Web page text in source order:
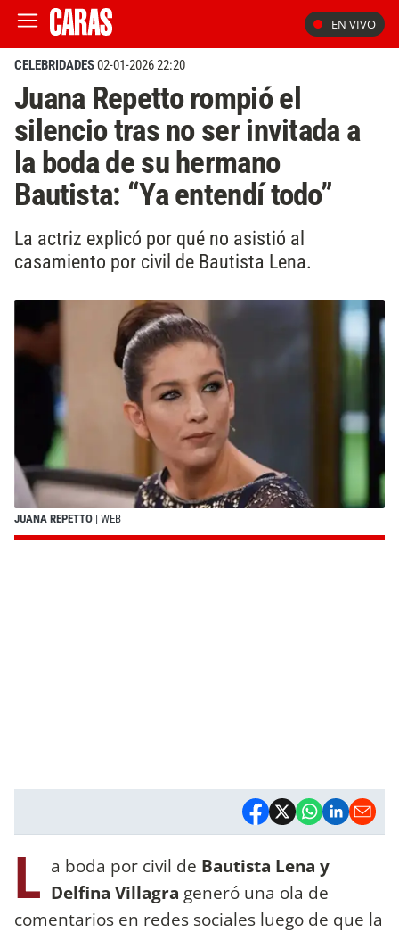
EN VIVO
CELEBRIDADES02-01-2026 22:20
Juana Repetto rompió el
silencio tras no ser invitada a
la boda de su hermano
Bautista: “Ya entendí todo”
La actriz explicó por qué no asistió al
casamiento por civil de Bautista Lena.
JUANA REPETTO | WEB
L a boda por civil de Bautista Lena y
Delfina Villagra generó una ola de
comentarios en redes sociales luego de que la